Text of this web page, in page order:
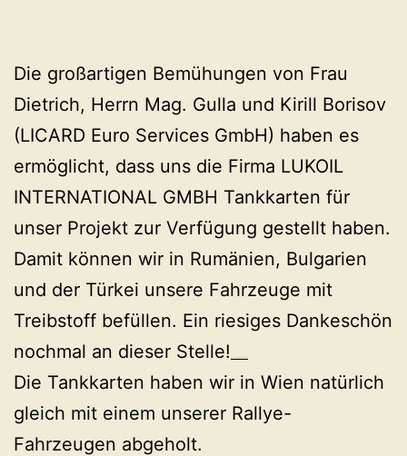
Die großartigen Bemühungen von Frau
Dietrich, Herrn Mag. Gulla und Kirill Borisov
(LICARD Euro Services GmbH) haben es
ermöglicht, dass uns die Firma LUKOIL
INTERNATIONAL GMBH Tankkarten für
unser Projekt zur Verfügung gestellt haben.
Damit können wir in Rumänien, Bulgarien
und der Türkei unsere Fahrzeuge mit
Treibstoff befüllen. Ein riesiges Dankeschön
nochmal an dieser Stelle!
Die Tankkarten haben wir in Wien natürlich
gleich mit einem unserer Rallye-
Fahrzeugen abgeholt.